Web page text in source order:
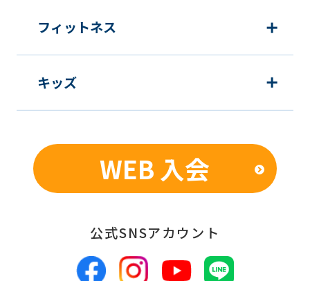
フィットネス
キッズ
WEB 入会
公式SNSアカウント